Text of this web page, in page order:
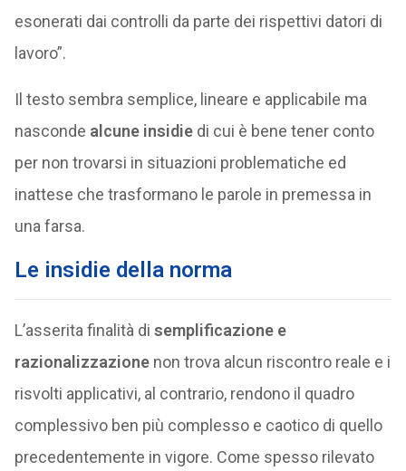
esonerati dai controlli da parte dei rispettivi datori di
lavoro”.
Il testo sembra semplice, lineare e applicabile ma
nasconde alcune insidiedi cui è bene tener conto
per non trovarsi in situazioni problematiche ed
inattese che trasformano le parole in premessa in
una farsa.
Le insidie della norma
L’asserita finalità di semplificazione e
razionalizzazionenon trova alcun riscontro reale e i
risvolti applicativi, al contrario, rendono il quadro
complessivo ben più complesso e caotico di quello
precedentemente in vigore. Come spesso rilevato